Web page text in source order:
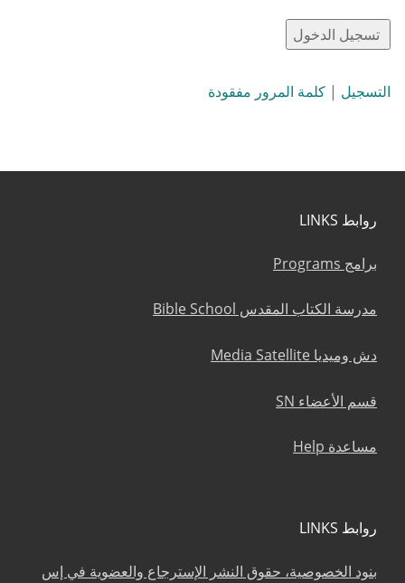
التسجيل | كلمة المرور مفقودة
روابط LINKS
برامج Programs
مدرسة الكتاب المقدس Bible School
دش وميديا Media Satellite
قسم الأعضاء SN
مساعدة Help
روابط LINKS
بنود الخصوصية، حقوق النشر الإسترجاع والعضوية في إس